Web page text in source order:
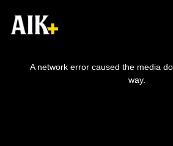
A network error caused the media
way.